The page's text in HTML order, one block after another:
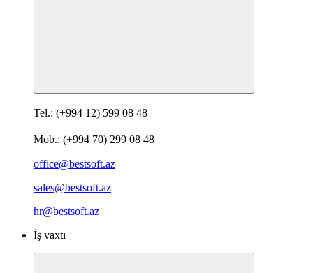
Tel.: (+994 12) 599 08 48
Mob.: (+994 70) 299 08 48
office@bestsoft.az
sales@bestsoft.az
hr@bestsoft.az
İş vaxtı